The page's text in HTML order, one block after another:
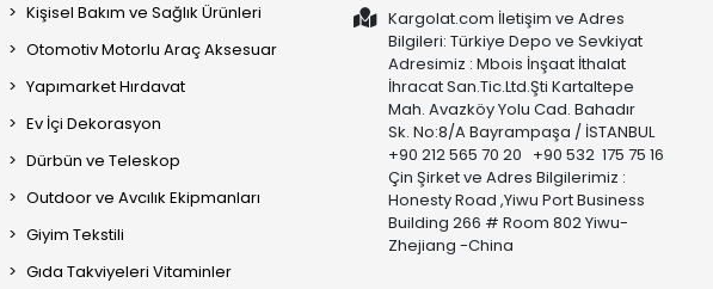
Kişisel Bakım ve Sağlık Ürünleri
Otomotiv Motorlu Araç Aksesuar
Yapımarket Hırdavat
Ev İçi Dekorasyon
Dürbün ve Teleskop
Outdoor ve Avcılık Ekipmanları
Giyim Tekstili
Gıda Takviyeleri Vitaminler
Kargolat.com İletişim ve Adres
Bilgileri: Türkiye Depo ve Sevkiyat
Adresimiz : Mbois İnşaat İthalat
İhracat San.Tic.Ltd.Şti Kartaltepe
Mah. Avazköy Yolu Cad. Bahadır
Sk. No:8/A Bayrampaşa / İSTANBUL
+90 212 565 70 20 +90 532 175 75 16
Çin Şirket ve Adres Bilgilerimiz :
Honesty Road ,Yiwu Port Business
Building 266 # Room 802 Yiwu-
Zhejiang -China